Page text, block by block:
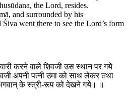
the Lord, resides.
and surrounded by his
went there to see the Lord’s form
करने वाले शिवजी उस स्थान पर गये
अपनी पत्नी उमा को साथ लेकर तथा
के स्त्री-रूप को देखने गये। ॥